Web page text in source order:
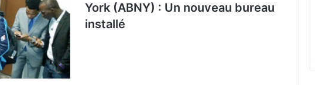
York (ABNY) : Un nouveau bureau
installé